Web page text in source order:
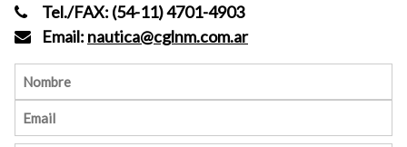
Tel./FAX: (54-11) 4701-4903
Email: nautica@cglnm.com.ar